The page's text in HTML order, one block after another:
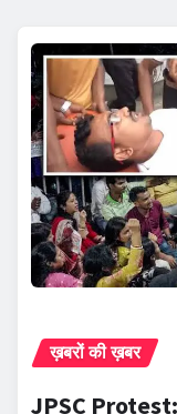
ख़बरों की ख़बर
JPSC